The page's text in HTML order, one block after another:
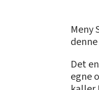
Meny
Det
egne